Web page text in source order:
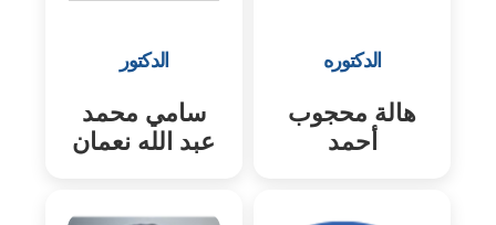
الدكتوره
هالة محجوب
أحمد
الدكتور
سامي محمد
عبد الله نعمان